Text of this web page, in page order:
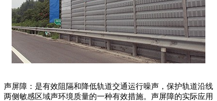
声屏障：是有效阻隔和降低轨道交通运行噪声，保护轨道沿线
两侧敏感区域声环境质量的一种有效措施。声屏障的实际应用